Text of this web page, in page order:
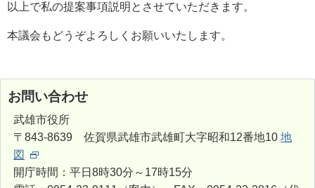
以上で私の提案事項説明とさせていただきます。
本議会もどうぞよろしくお願いいたします。
お問い合わせ
武雄市役所
〒843-8639 佐賀県武雄市武雄町大字昭和12番地10 地
図
開庁時間：平日8時30分～17時15分